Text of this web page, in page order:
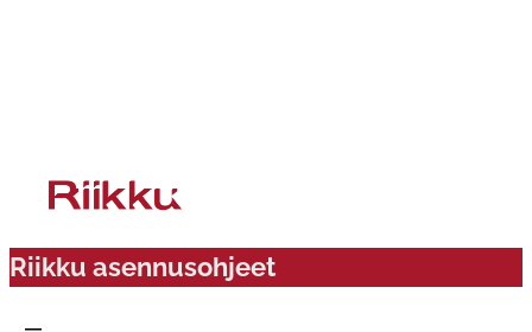
Riikku asennusohjeet